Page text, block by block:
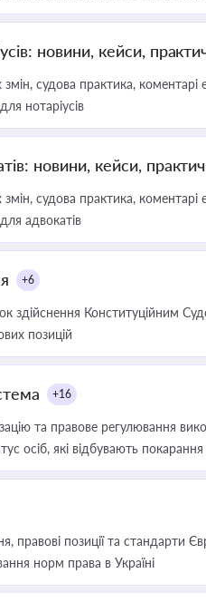
новини, кейси,
судова практика, коментарі
нотаріусів
новини, кейси,
судова практика, коментарі
адвокатів
+6
здійснення Конституційним
позицій
+16
та правове регулювання
осіб, які відбувають покарання
правові позиції та стандарти
норм права в Україні